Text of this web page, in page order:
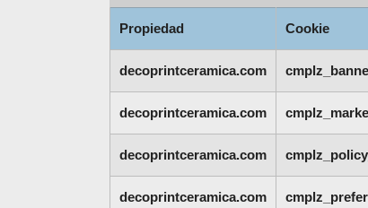
Propiedad Cookie
decoprintceramica.com
decoprintceramica.com
decoprintceramica.com
decoprintceramica.com